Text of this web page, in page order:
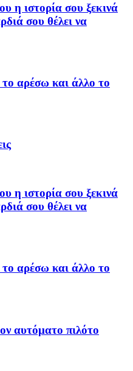
η ιστορία σου ξεκινά
σου θέλει να
αρέσω και άλλο το
η ιστορία σου ξεκινά
σου θέλει να
αρέσω και άλλο το
αυτόματο πιλότο